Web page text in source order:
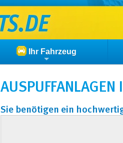
Ihr Fahrzeug
Sie benötigen ein